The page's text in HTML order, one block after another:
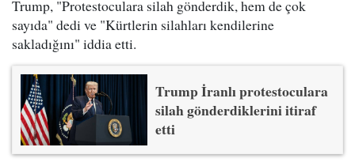
Trump, "Protestoculara silah gönderdik, hem de çok
sayıda" dedi ve "Kürtlerin silahları kendilerine
sakladığını" iddia etti.
Trump İranlı protestoculara
silah gönderdiklerini itiraf
etti